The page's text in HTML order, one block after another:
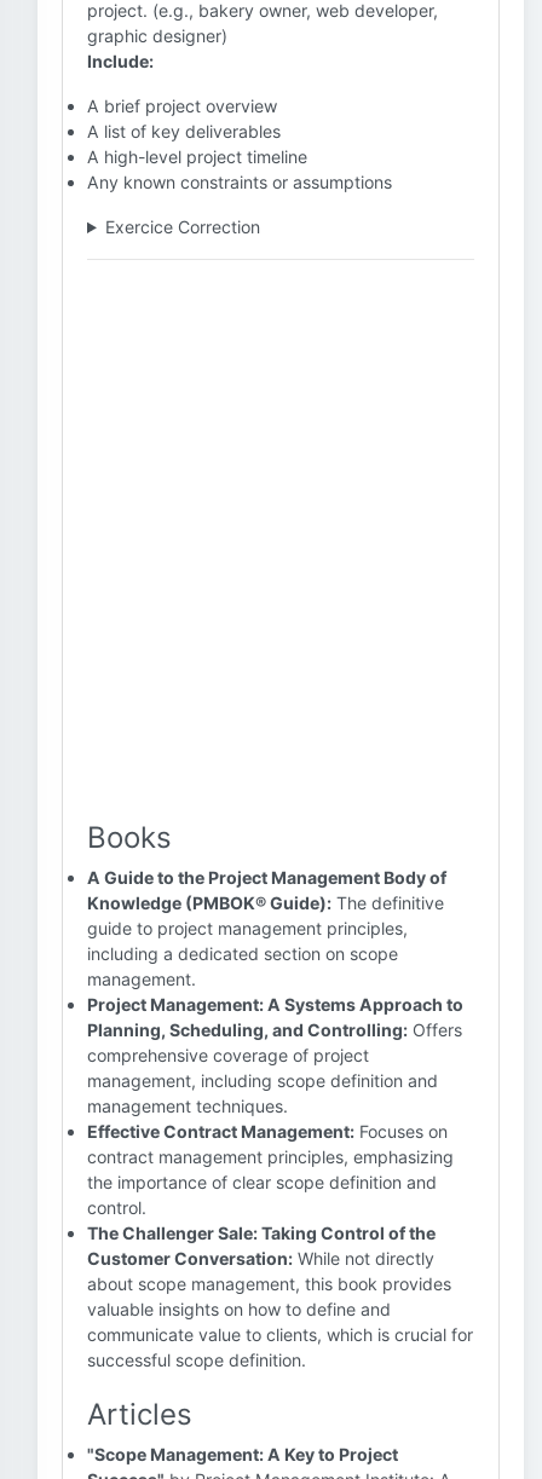
project. (e.g., bakery owner, web developer,
graphic designer)
Include:
A brief project overview
A list of key deliverables
A high-level project timeline
Any known constraints or assumptions
Exercice Correction
Books
A Guide to the Project Management Body of
Knowledge (PMBOK® Guide): The definitive
guide to project management principles,
including a dedicated section on scope
management.
Project Management: A Systems Approach to
Planning, Scheduling, and Controlling: Offers
comprehensive coverage of project
management, including scope definition and
management techniques.
Effective Contract Management: Focuses on
contract management principles, emphasizing
the importance of clear scope definition and
control.
The Challenger Sale: Taking Control of the
Customer Conversation: While not directly
about scope management, this book provides
valuable insights on how to define and
communicate value to clients, which is crucial for
successful scope definition.
Articles
"Scope Management: A Key to Project